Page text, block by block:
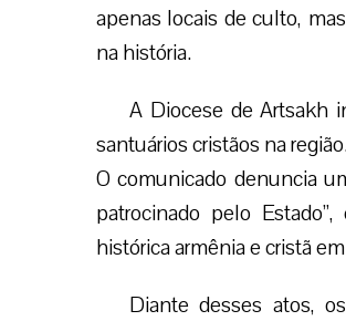
apenas locais de culto,
na história.
A Diocese de Artsakh
santuários cristãos na
O comunicado denuncia
patrocinado pelo
histórica armênia e cristã
Diante desses atos,